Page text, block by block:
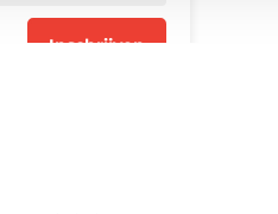
Inschrijven
Arnhem, Den Haag,
Arnhem, Den Haag,